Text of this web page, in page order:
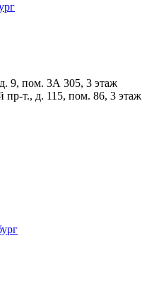
9, пом. 3А 305, 3 этаж
пр-т., д. 115, пом. 86, 3 этаж